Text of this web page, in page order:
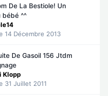
De La Bestiole! Un
bébé ^^
14 Décembre 2013
De Gasoil 156 Jtdm
Klopp
31 Juillet 2011